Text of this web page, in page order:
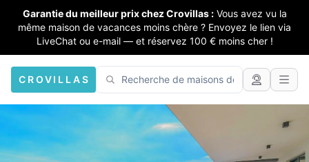
Garantie du meilleur prix chez Crovillas : Vous avez vu la
même maison de vacances moins chère ? Envoyez le lien via
LiveChat ou e-mail — et réservez 100 € moins cher !
CROVILLAS